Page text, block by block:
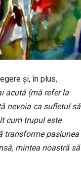
și, în plus,
acută (mă refer la
nevoia ca sufletul să
cum trupul este
transforme pasiunea
mintea noastră să